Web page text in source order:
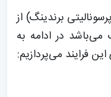
برندینگ) از
می‌باشد در ادامه به
فرایند می‌پردازیم: